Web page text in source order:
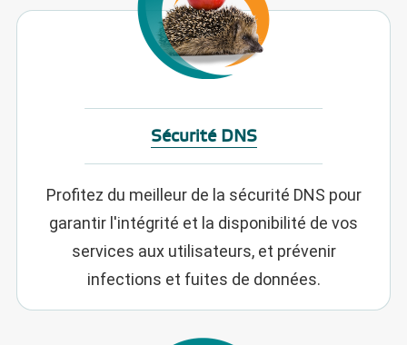
Sécurité DNS
Profitez du meilleur de la sécurité DNS pour
garantir l'intégrité et la disponibilité de vos
services aux utilisateurs, et prévenir
infections et fuites de données.